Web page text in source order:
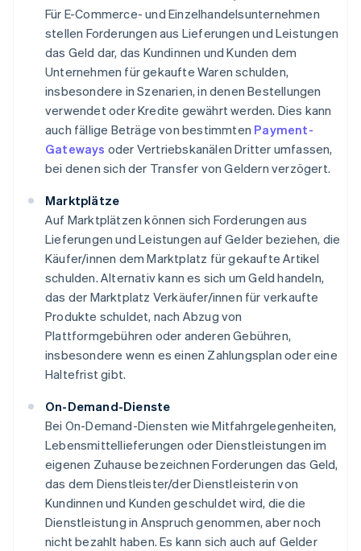
Für E-Commerce- und Einzelhandelsunternehmen
stellen Forderungen aus Lieferungen und Leistungen
das Geld dar, das Kundinnen und Kunden dem
Unternehmen für gekaufte Waren schulden,
insbesondere in Szenarien, in denen Bestellungen
verwendet oder Kredite gewährt werden. Dies kann
auch fällige Beträge von bestimmten Payment-
Gateways oder Vertriebskanälen Dritter umfassen,
bei denen sich der Transfer von Geldern verzögert.
Marktplätze
Auf Marktplätzen können sich Forderungen aus
Lieferungen und Leistungen auf Gelder beziehen, die
Käufer/innen dem Marktplatz für gekaufte Artikel
schulden. Alternativ kann es sich um Geld handeln,
das der Marktplatz Verkäufer/innen für verkaufte
Produkte schuldet, nach Abzug von
Plattformgebühren oder anderen Gebühren,
insbesondere wenn es einen Zahlungsplan oder eine
Haltefrist gibt.
On-Demand-Dienste
Bei On-Demand-Diensten wie Mitfahrgelegenheiten,
Lebensmittellieferungen oder Dienstleistungen im
eigenen Zuhause bezeichnen Forderungen das Geld,
das dem Dienstleister/der Dienstleisterin von
Kundinnen und Kunden geschuldet wird, die die
Dienstleistung in Anspruch genommen, aber noch
nicht bezahlt haben. Es kann sich auch auf Gelder